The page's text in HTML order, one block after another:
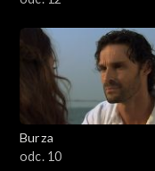
Burza
odc. 10